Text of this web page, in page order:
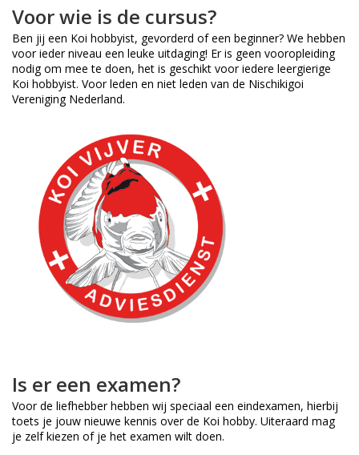
Voor wie is de cursus?
Ben jij een Koi hobbyist, gevorderd of een beginner? We hebben
voor ieder niveau een leuke uitdaging! Er is geen vooropleiding
nodig om mee te doen, het is geschikt voor iedere leergierige
Koi hobbyist. Voor leden en niet leden van de Nischikigoi
Vereniging Nederland.
Is er een examen?
Voor de liefhebber hebben wij speciaal een eindexamen, hierbij
toets je jouw nieuwe kennis over de Koi hobby. Uiteraard mag
je zelf kiezen of je het examen wilt doen.